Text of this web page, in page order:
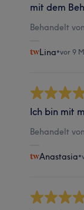
mit dem
Behandelt
Lina•vor 9
Ich bin mit
Behandelt
Anastasia•